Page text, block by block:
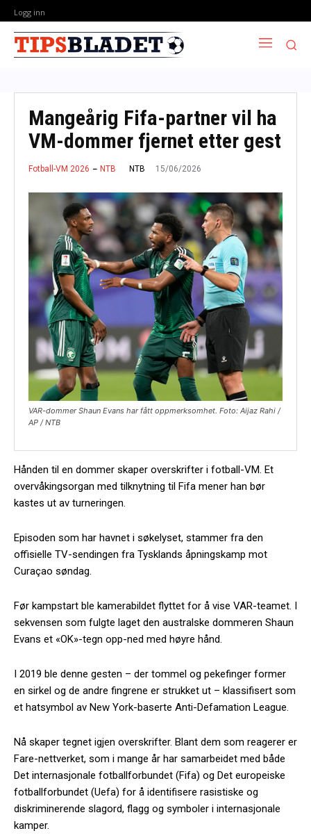
Logg inn
Mangeårig Fifa-partner vil ha
VM-dommer fjernet etter gest
Fotball-VM 2026 NTB NTB 15/06/2026
VAR-dommer Shaun Evans har fått oppmerksomhet. Foto: Aijaz Rahi /
AP / NTB
Hånden til en dommer skaper overskrifter i fotball-VM. Et
overvåkingsorgan med tilknytning til Fifa mener han bør
kastes ut av turneringen.
Episoden som har havnet i søkelyset, stammer fra den
offisielle TV-sendingen fra Tysklands åpningskamp mot
Curaçao søndag.
Før kampstart ble kamerabildet flyttet for å vise VAR-teamet. I
sekvensen som fulgte laget den australske dommeren Shaun
Evans et «OK»-tegn opp-ned med høyre hånd.
I 2019 ble denne gesten – der tommel og pekefinger former
en sirkel og de andre fingrene er strukket ut – klassifisert som
et hatsymbol av New York-baserte Anti-Defamation League.
Nå skaper tegnet igjen overskrifter. Blant dem som reagerer er
Fare-nettverket, som i mange år har samarbeidet med både
Det internasjonale fotballforbundet (Fifa) og Det europeiske
fotballforbundet (Uefa) for å identifisere rasistiske og
diskriminerende slagord, flagg og symboler i internasjonale
kamper.